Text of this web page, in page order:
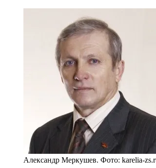
Александр Меркушев. Фото: karelia-